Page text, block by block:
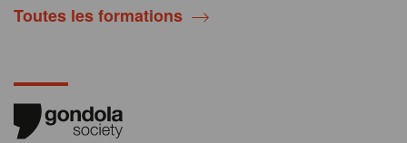
Toutes les formations